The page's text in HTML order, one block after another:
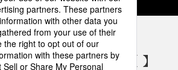
の電気設備 SNSアカウント